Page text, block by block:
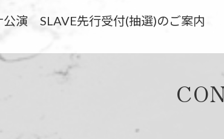
公演 SLAVE先行受付(抽選)のご案内